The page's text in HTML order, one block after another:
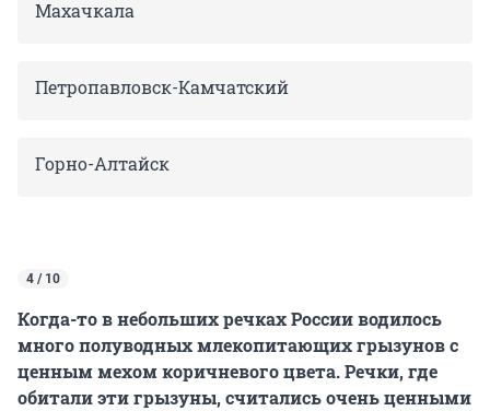
Махачкала
Петропавловск-Камчатский
Горно-Алтайск
4 / 10
Когда-то в небольших речках России водилось
много полуводных млекопитающих грызунов с
ценным мехом коричневого цвета. Речки, где
обитали эти грызуны, считались очень ценными